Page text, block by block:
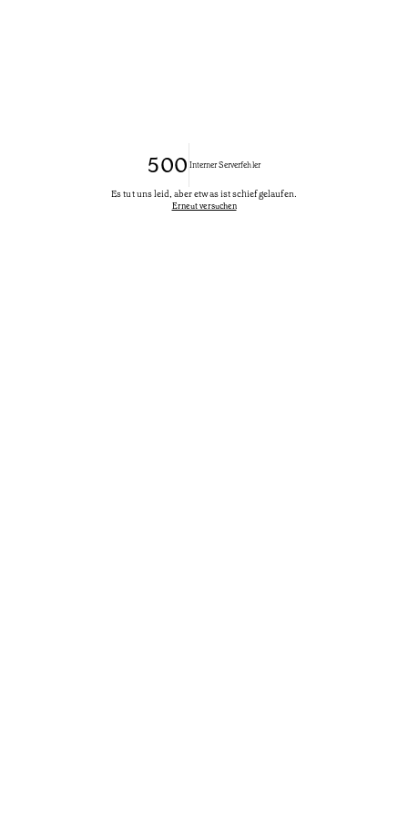
500 Interner Serverfehler
Es tut uns leid, aber etwas ist schief gelaufen.
Erneut versuchen